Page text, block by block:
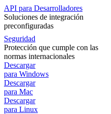
API para Desarrolladores
Soluciones de integración
preconfiguradas
Seguridad
Protección que cumple con las
normas internacionales
Descargar
para Windows
Descargar
para Mac
Descargar
para Linux